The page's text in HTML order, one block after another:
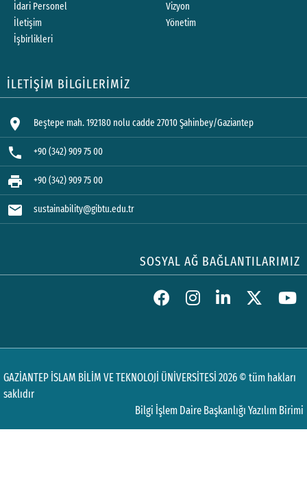
İdari Personel
İletişim
İşbirlikleri
Vizyon
Yönetim
İLETİŞİM BİLGİLERİMİZ
location_on Beştepe mah. 192180 nolu cadde 27010 Şahinbey/Gaziantep
phone +90 (342) 909 75 00
print +90 (342) 909 75 00
mail sustainability@gibtu.edu.tr
SOSYAL AĞ BAĞLANTILARIMIZ
GAZİANTEP İSLAM BİLİM VE TEKNOLOJİ ÜNİVERSİTESİ 2026 © tüm hakları
saklıdır
Bilgi İşlem Daire Başkanlığı Yazılım Birimi